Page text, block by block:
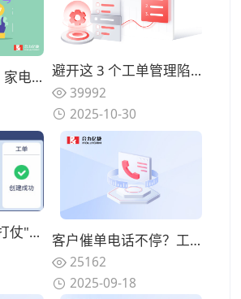
客户报修体验差？家电售后AI语音机器人处理报修提效 避开这 3 个工单管理陷阱：指南助你省预算并提升服务质量
39992
2025-10-30
维修人员派单"乱打仗"？系统智能调度功能如何优化？ 客户催单电话不停？工单进度实时同步功能怎么用才贴心？
25162
2025-09-18